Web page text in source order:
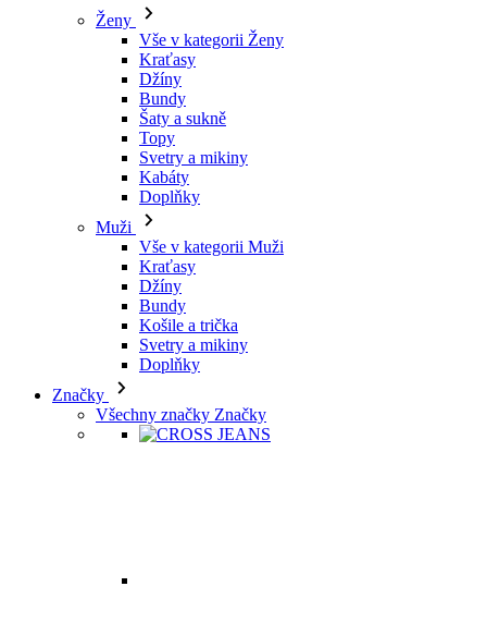
Ženy
Vše v kategorii Ženy
Kraťasy
Džíny
Bundy
Šaty a sukně
Topy
Svetry a mikiny
Kabáty
Doplňky
Muži
Vše v kategorii Muži
Kraťasy
Džíny
Bundy
Košile a trička
Svetry a mikiny
Doplňky
Značky
Všechny značky Značky